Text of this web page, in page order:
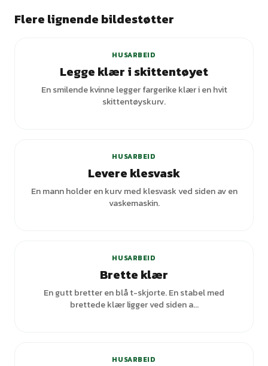
Flere lignende bildestøtter
HUSARBEID
Legge klær i skittentøyet
En smilende kvinne legger fargerike klær i en hvit
skittentøyskurv.
HUSARBEID
Levere klesvask
En mann holder en kurv med klesvask ved siden av en
vaskemaskin.
HUSARBEID
Brette klær
En gutt bretter en blå t-skjorte. En stabel med
brettede klær ligger ved siden a...
HUSARBEID